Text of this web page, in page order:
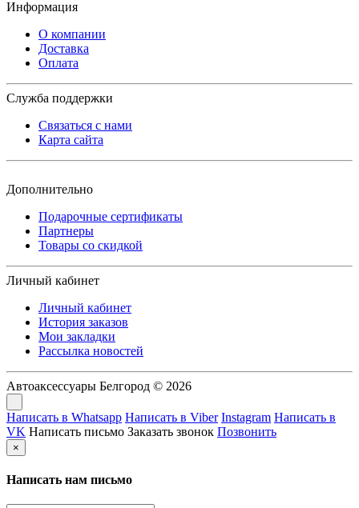
Информация
О компании
Доставка
Оплата
Служба поддержки
Связаться с нами
Карта сайта
Дополнительно
Подарочные сертификаты
Партнеры
Товары со скидкой
Личный кабинет
Личный кабинет
История заказов
Мои закладки
Рассылка новостей
Автоаксессуары Белгород © 2026
Написать в Whatsapp Написать в Viber Instagram Написать в
VK Написать письмо Заказать звонок Позвонить
×
Написать нам письмо